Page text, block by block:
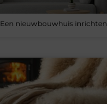
Een nieuwbouwhuis inrichten